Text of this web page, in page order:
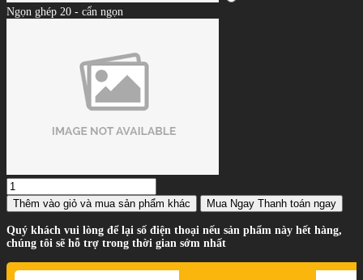
Ngọn ghép 20 - cẩn ngọn
Thêm vào giỏ và mua sản phẩm khác Mua Ngay Thanh toán ngay
Quý khách vui lòng để lại số điện thoại nếu sản phẩm này hết hàng,
chúng tôi sẽ hỗ trợ trong thời gian sớm nhất